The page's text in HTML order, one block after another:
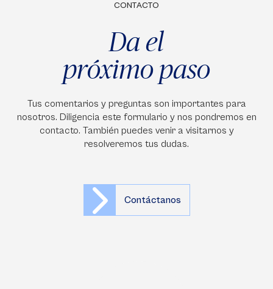
CONTACTO
Da el
próximo paso
Tus comentarios y preguntas son importantes para
nosotros. Diligencia este formulario y nos pondremos en
contacto. También puedes venir a visitarnos y
resolveremos tus dudas.
Contáctanos